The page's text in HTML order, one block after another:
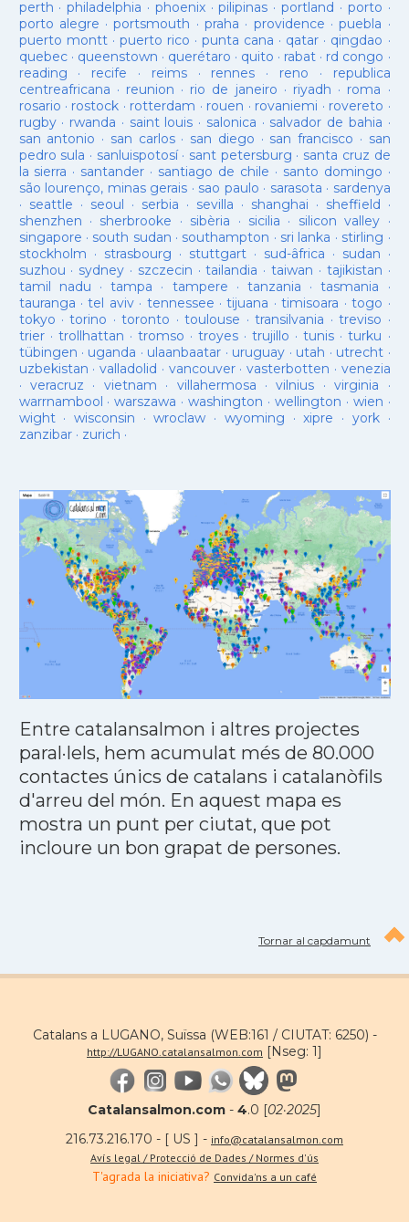
perth ·philadelphia · phoenix·pilipinas ·portland · porto ·
porto alegre ·portsmouth ·praha · providence ·puebla ·
puerto montt· puerto rico ·punta cana · qatar · qingdao ·
quebec· queenstown · querétaro · quito · rabat · rd congo ·
reading · recife · reims· rennes · reno · republica
centreafricana · reunion · rio de janeiro · riyadh · roma ·
rosario · rostock · rotterdam · rouen · rovaniemi · rovereto ·
rugby· rwanda · saint louis · salonica · salvador de bahia ·
san antonio · san carlos· san diego · san francisco · san
pedro sula · sanluispotosí· sant petersburg · santa cruz de
la sierra · santander · santiago de chile · santo domingo ·
são lourenço, minas gerais · sao paulo · sarasota · sardenya
· seattle · seoul · serbia · sevilla · shanghai · sheffield ·
shenzhen · sherbrooke · sibèria · sicilia · silicon valley ·
singapore · south sudan · southampton · sri lanka · stirling ·
stockholm · strasbourg · stuttgart· sud-âfrica · sudan ·
suzhou · sydney · szczecin ·tailandia ·taiwan · tajikistan ·
tamil nadu ·tampa · tampere · tanzania ·tasmania ·
tauranga ·tel aviv· tennessee ·tijuana ·timisoara ·togo ·
tokyo ·torino ·toronto ·toulouse ·transilvania ·treviso ·
trier· trollhattan · tromso · troyes·trujillo ·tunis ·turku ·
tübingen · uganda · ulaanbaatar · uruguay · utah · utrecht ·
uzbekistan · valladolid · vancouver· vasterbotten · venezia
· veracruz · vietnam · villahermosa ·vilnius ·virginia ·
warrnambool ·warszawa ·washington · wellington · wien ·
wight· wisconsin ·wroclaw · wyoming ·xipre · york·
zanzibar· zurich ·
Entre catalansalmon i altres projectes
paral·lels, hem acumulat més de 80.000
contactes únics de catalans i catalanòfils
d'arreu del món. En aquest mapa es
mostra un punt per ciutat, que pot
incloure un bon grapat de persones.
Tornar al capdamunt
Catalans a LUGANO, Suïssa (WEB:161 / CIUTAT: 6250) -
http://LUGANO.catalansalmon.com [Nseg: 1]
Catalansalmon.com - 4.0 [02·2025]
216.73.216.170 - [ US ] - info@catalansalmon.com
Avís legal / Protecció de Dades / Normes d'ús
T'agrada la iniciativa? Convida'ns a un café